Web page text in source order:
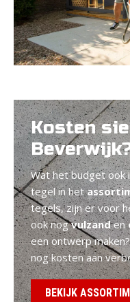
Kosten
Wat het budget ook
tegel in het
tegels, zijn er voor
ook nogvulzanden
een ontwerp
nog kosten aan
BEKIJK